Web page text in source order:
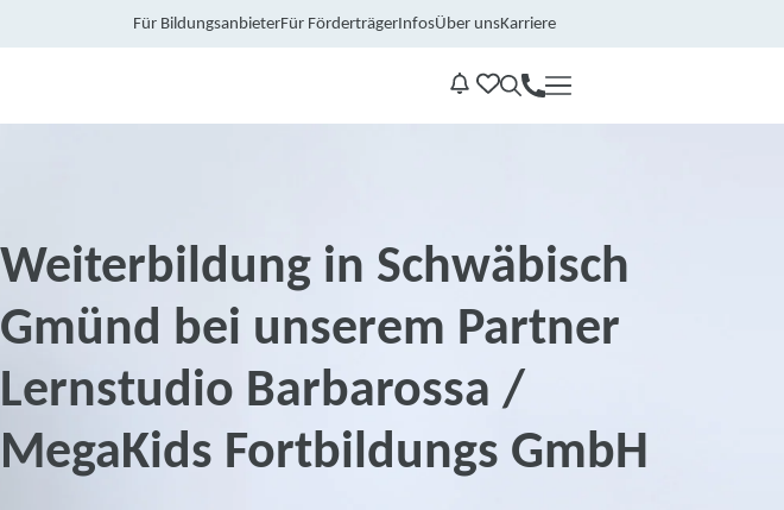
Für BildungsanbieterFür FörderträgerInfosÜber unsKarriere
Kontakt
Weiterbildung in Schwäbisch
Gmünd bei unserem Partner
Lernstudio Barbarossa /
MegaKids Fortbildungs GmbH